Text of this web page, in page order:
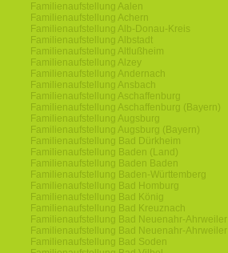
Familienaufstellung Aalen
Familienaufstellung Achern
Familienaufstellung Alb-Donau-Kreis
Familienaufstellung Albstadt
Familienaufstellung Altlußheim
Familienaufstellung Alzey
Familienaufstellung Andernach
Familienaufstellung Ansbach
Familienaufstellung Aschaffenburg
Familienaufstellung Aschaffenburg (Bayern)
Familienaufstellung Augsburg
Familienaufstellung Augsburg (Bayern)
Familienaufstellung Bad Dürkheim
Familienaufstellung Baden (Land)
Familienaufstellung Baden Baden
Familienaufstellung Baden-Württemberg
Familienaufstellung Bad Homburg
Familienaufstellung Bad König
Familienaufstellung Bad Kreuznach
Familienaufstellung Bad Neuenahr-Ahrweiler
Familienaufstellung Bad Neuenahr-Ahrweiler
Familienaufstellung Bad Soden